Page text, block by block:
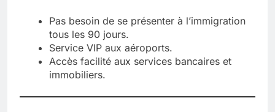
Pas besoin de se présenter à l’immigration
tous les 90 jours.
Service VIP aux aéroports.
Accès facilité aux services bancaires et
immobiliers.